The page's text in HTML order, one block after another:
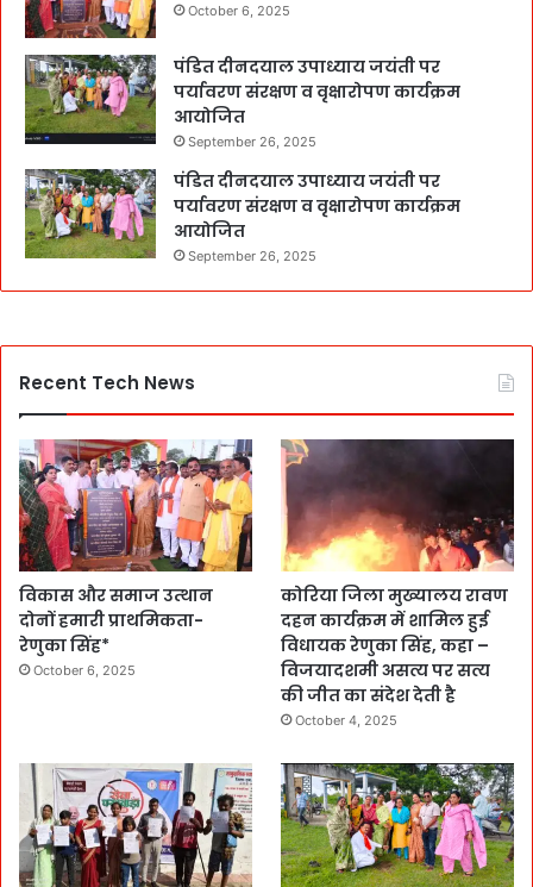
October 6, 2025
पंडित दीनदयाल उपाध्याय जयंती पर
पर्यावरण संरक्षण व वृक्षारोपण कार्यक्रम
आयोजित
September 26, 2025
पंडित दीनदयाल उपाध्याय जयंती पर
पर्यावरण संरक्षण व वृक्षारोपण कार्यक्रम
आयोजित
September 26, 2025
Recent Tech News
विकास और समाज उत्थान
दोनों हमारी प्राथमिकता-
रेणुका सिंह*
October 6, 2025
कोरिया जिला मुख्यालय रावण
दहन कार्यक्रम में शामिल हुई
विधायक रेणुका सिंह, कहा –
विजयादशमी असत्य पर सत्य
की जीत का संदेश देती है
October 4, 2025